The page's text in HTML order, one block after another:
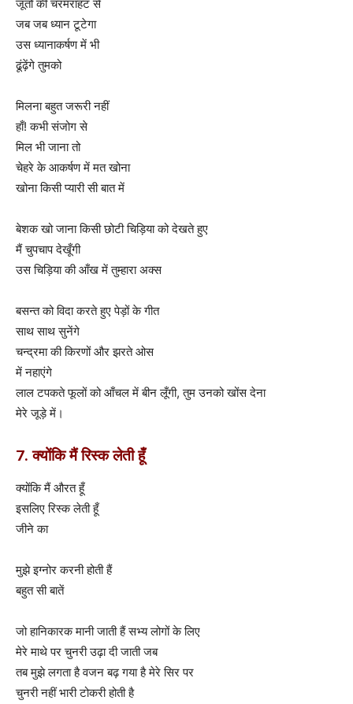
जूतों की चरमराहट से
जब जब ध्यान टूटेगा
उस ध्यानाकर्षण में भी
ढूंढ़ेंगे तुमको
मिलना बहुत जरूरी नहीं
हाँ! कभी संजोग से
मिल भी जाना तो
चेहरे के आकर्षण में मत खोना
खोना किसी प्यारी सी बात में
बेशक खो जाना किसी छोटी चिड़िया को देखते हुए
मैं चुपचाप देखूँगी
उस चिड़िया की आँख में तुम्हारा अक्स
बसन्त को विदा करते हुए पेड़ों के गीत
साथ साथ सुनेंगे
चन्द्रमा की किरणों और झरते ओस
में नहाएंगे
लाल टपकते फूलों को आँचल में बीन लूँगी, तुम उनको खोंस देना
मेरे जूड़े में।
7. क्योंकि मैं रिस्क लेती हूँ
क्योंकि मैं औरत हूँ
इसलिए रिस्क लेती हूँ
जीने का
मुझे इग्नोर करनी होती हैं
बहुत सी बातें
जो हानिकारक मानी जाती हैं सभ्य लोगों के लिए
मेरे माथे पर चुनरी उढ़ा दी जाती जब
तब मुझे लगता है वजन बढ़ गया है मेरे सिर पर
चुनरी नहीं भारी टोकरी होती है